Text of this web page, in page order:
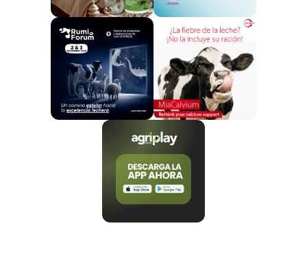
través de la ingestión de pastos contaminados
Sin embargo, también es posible el contagio por
inhalación de esporas, aunque se considera“muy
infrecuente”.
Se declara un caso de carbunco en Asturias